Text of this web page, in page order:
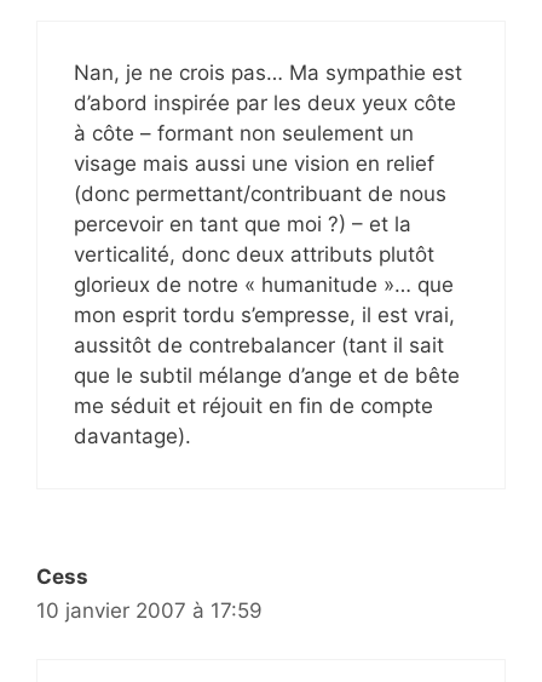
Nan, je ne crois pas… Ma sympathie est
d’abord inspirée par les deux yeux côte
à côte – formant non seulement un
visage mais aussi une vision en relief
(donc permettant/contribuant de nous
percevoir en tant que moi ?) – et la
verticalité, donc deux attributs plutôt
glorieux de notre « humanitude »… que
mon esprit tordu s’empresse, il est vrai,
aussitôt de contrebalancer (tant il sait
que le subtil mélange d’ange et de bête
me séduit et réjouit en fin de compte
davantage).
Cess
10 janvier 2007 à 17:59